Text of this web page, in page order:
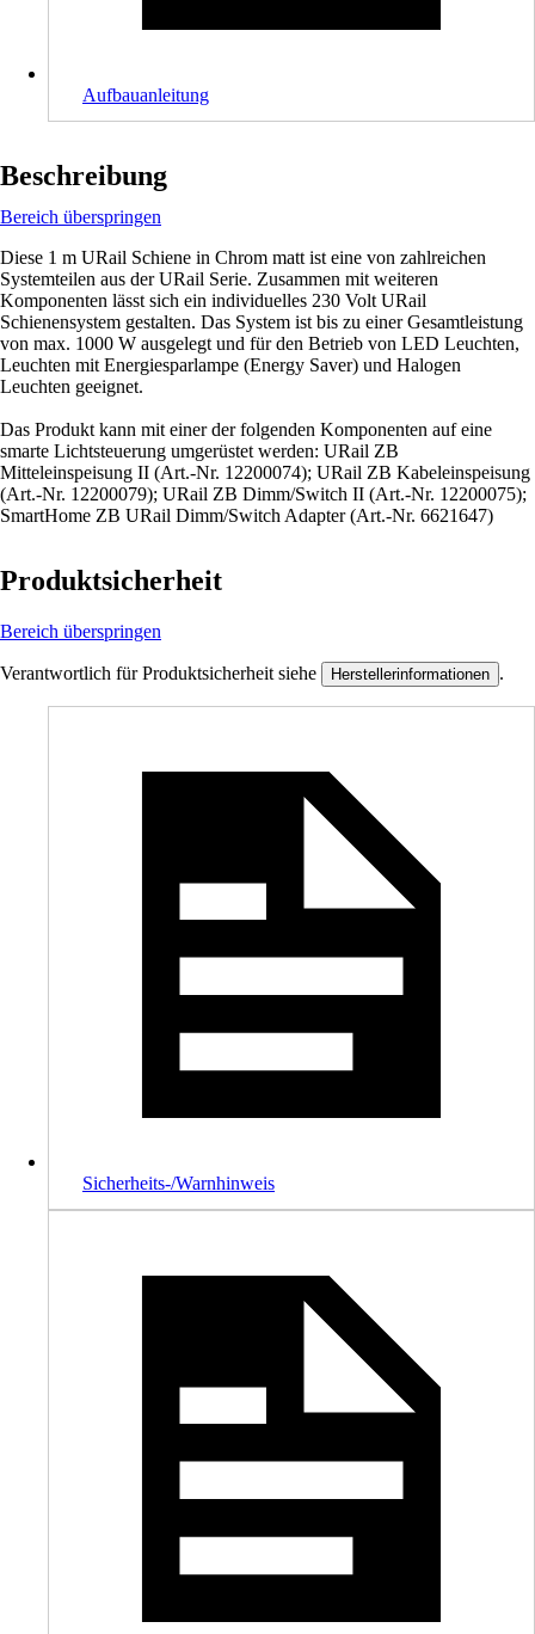
Aufbauanleitung
Beschreibung
Bereich überspringen
Diese 1 m URail Schiene in Chrom matt ist eine von zahlreichen
Systemteilen aus der URail Serie. Zusammen mit weiteren
Komponenten lässt sich ein individuelles 230 Volt URail
Schienensystem gestalten. Das System ist bis zu einer Gesamtleistung
von max. 1000 W ausgelegt und für den Betrieb von LED Leuchten,
Leuchten mit Energiesparlampe (Energy Saver) und Halogen
Leuchten geeignet.
Das Produkt kann mit einer der folgenden Komponenten auf eine
smarte Lichtsteuerung umgerüstet werden: URail ZB
Mitteleinspeisung II (Art.-Nr. 12200074); URail ZB Kabeleinspeisung
(Art.-Nr. 12200079); URail ZB Dimm/Switch II (Art.-Nr. 12200075);
SmartHome ZB URail Dimm/Switch Adapter (Art.-Nr. 6621647)
Produktsicherheit
Bereich überspringen
Verantwortlich für Produktsicherheit siehe Herstellerinformationen .
Sicherheits-/Warnhinweis